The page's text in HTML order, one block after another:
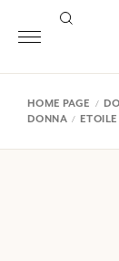
HOME PAGE
DONNA
ETOILE